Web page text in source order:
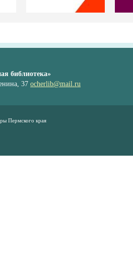
библиотека»
37 ocherlib@mail.ru
Пермского края